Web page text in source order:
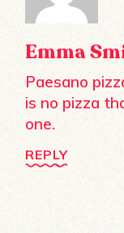
Emma
Paesano
is no pizza
one.
REPLY